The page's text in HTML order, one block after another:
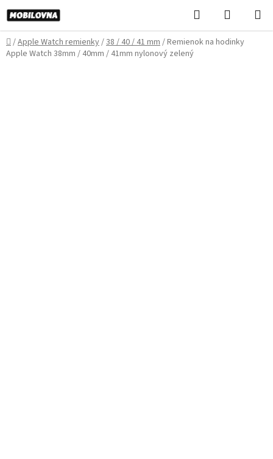
Prejsť
na
obsah
Hľadať
KOŠÍK
Domov
/Apple Watch remienky/38 / 40 / 41 mm/Remienok na hodinky
Apple Watch 38mm / 40mm / 41mm nylonový zelený